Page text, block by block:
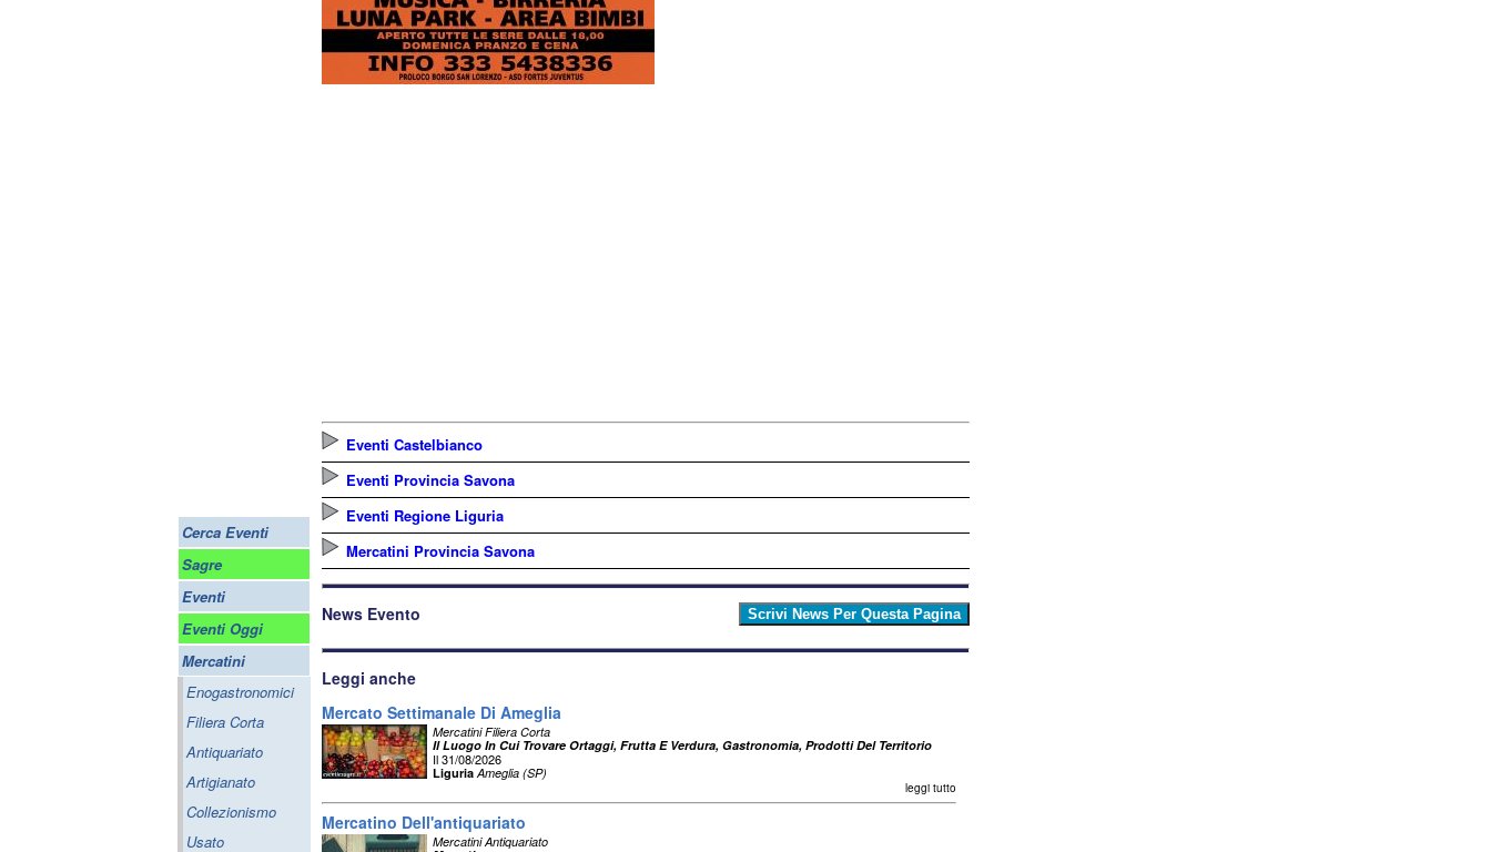
Cerca Eventi
Sagre
Eventi
Eventi Oggi
Mercatini
Enogastronomici
Filiera Corta
Antiquariato
Artigianato
Collezionismo
Usato
Eventi Castelbianco
Eventi Provincia Savona
Eventi Regione Liguria
Mercatini Provincia Savona
News Evento
Leggi anche
Mercato Settimanale Di Ameglia
Mercatini Filiera Corta
Il Luogo In Cui Trovare Ortaggi, Frutta E Verdura, Gastronomia, Prodotti Del Territorio
Il 31/08/2026
Liguria Ameglia (SP)
leggi tutto
Mercatino Dell'antiquariato
Mercatini Antiquariato